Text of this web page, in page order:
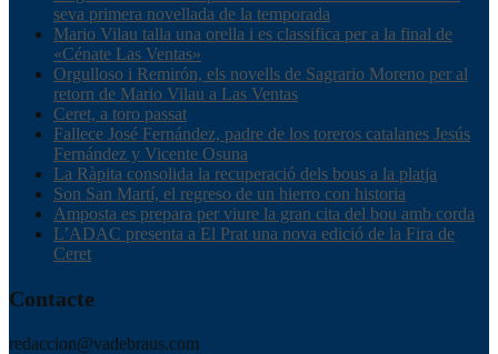
seva primera novellada de la temporada
Mario Vilau talla una orella i es classifica per a la final de
«Cénate Las Ventas»
Orgulloso i Remirón, els novells de Sagrario Moreno per al
retorn de Mario Vilau a Las Ventas
Ceret, a toro passat
Fallece José Fernández, padre de los toreros catalanes Jesús
Fernández y Vicente Osuna
La Ràpita consolida la recuperació dels bous a la platja
Son San Martí, el regreso de un hierro con historia
Amposta es prepara per viure la gran cita del bou amb corda
L’ADAC presenta a El Prat una nova edició de la Fira de
Ceret
Contacte
redaccion@vadebraus.com